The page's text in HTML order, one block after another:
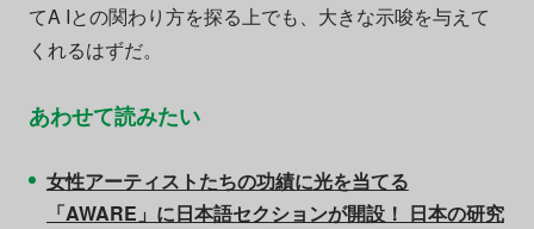
てA Iとの関わり方を探る上でも、大きな示唆を与えて
くれるはずだ。
あわせて読みたい
女性アーティストたちの功績に光を当てる
「AWARE」に日本語セクションが開設！ 日本の研究